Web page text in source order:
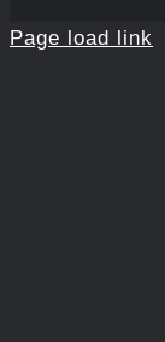
Page load link